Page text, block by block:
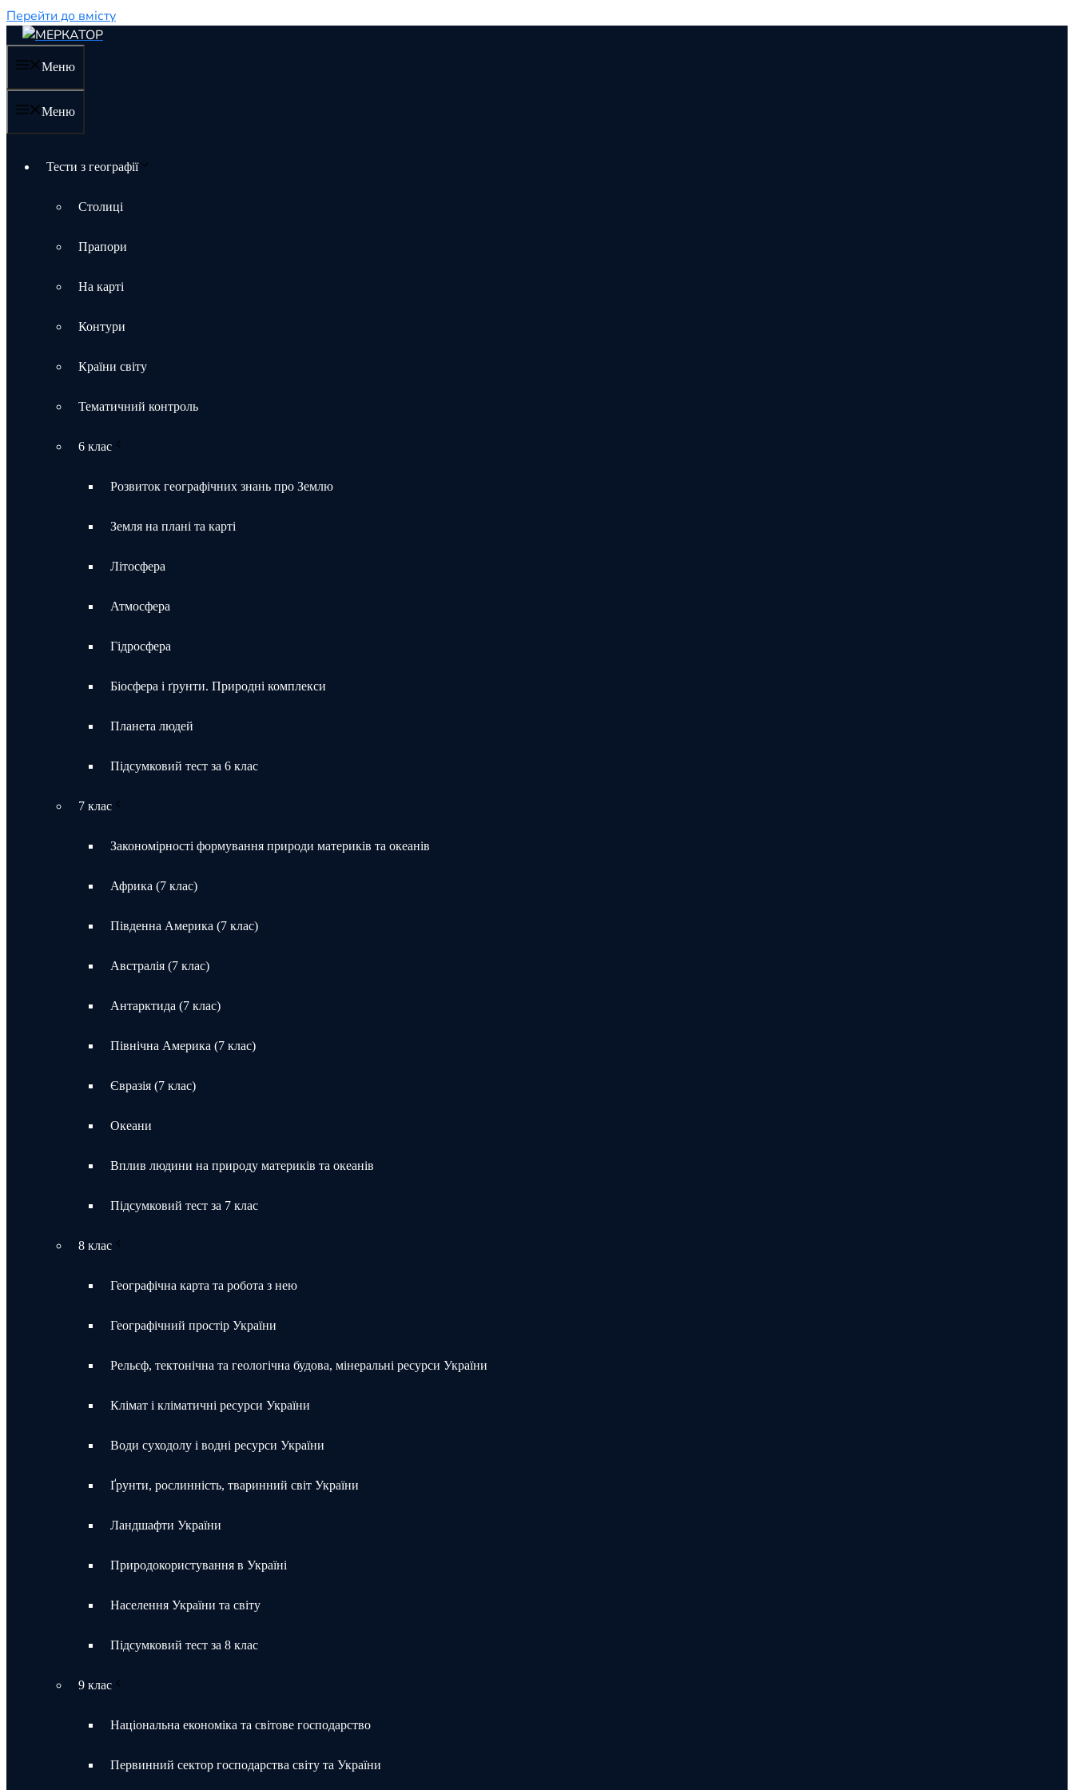
Перейти до вмісту
Меню
Меню
Тести з географії
Столиці
Прапори
На карті
Контури
Країни світу
Тематичний контроль
6 клас
Розвиток географічних знань про Землю
Земля на плані та карті
Літосфера
Атмосфера
Гідросфера
Біосфера і ґрунти. Природні комплекси
Планета людей
Підсумковий тест за 6 клас
7 клас
Закономірності формування природи материків та океанів
Африка (7 клас)
Південна Америка (7 клас)
Австралія (7 клас)
Антарктида (7 клас)
Північна Америка (7 клас)
Євразія (7 клас)
Океани
Вплив людини на природу материків та океанів
Підсумковий тест за 7 клас
8 клас
Географічна карта та робота з нею
Географічний простір України
Рельєф, тектонічна та геологічна будова, мінеральні ресурси України
Клімат і кліматичні ресурси України
Води суходолу і водні ресурси України
Ґрунти, рослинність, тваринний світ України
Ландшафти України
Природокористування в Україні
Населення України та світу
Підсумковий тест за 8 клас
9 клас
Національна економіка та світове господарство
Первинний сектор господарства світу та України